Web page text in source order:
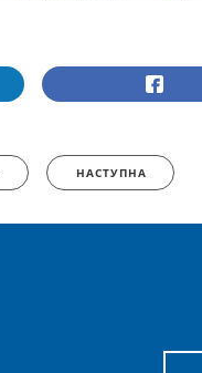
НАСТУПНА